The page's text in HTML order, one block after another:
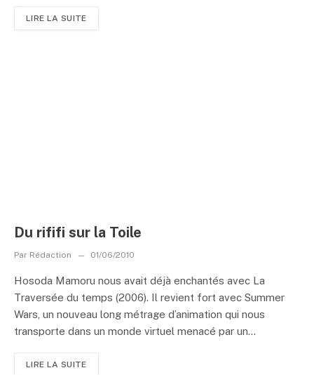
LIRE LA SUITE
Du rififi sur la Toile
Par Rédaction 01/06/2010
Hosoda Mamoru nous avait déjà enchantés avec La
Traversée du temps (2006). Il revient fort avec Summer
Wars, un nouveau long métrage d’animation qui nous
transporte dans un monde virtuel menacé par un...
LIRE LA SUITE